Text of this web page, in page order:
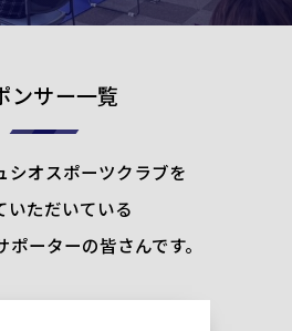
ンサー一覧
シオスポーツクラブを
いただいている
ポーターの皆さんです。